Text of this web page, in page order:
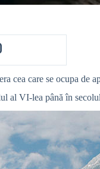
cea care se ocupa de
al VI-lea până în